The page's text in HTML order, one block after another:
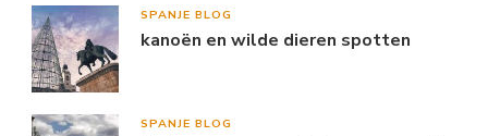
SPANJE BLOG
kanoën en wilde dieren spotten
SPANJE BLOG